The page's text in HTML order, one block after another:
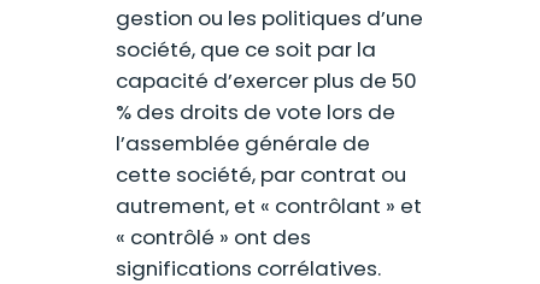
gestion ou les politiques d’une
société, que ce soit par la
capacité d’exercer plus de 50
% des droits de vote lors de
l’assemblée générale de
cette société, par contrat ou
autrement, et « contrôlant » et
« contrôlé » ont des
significations corrélatives.